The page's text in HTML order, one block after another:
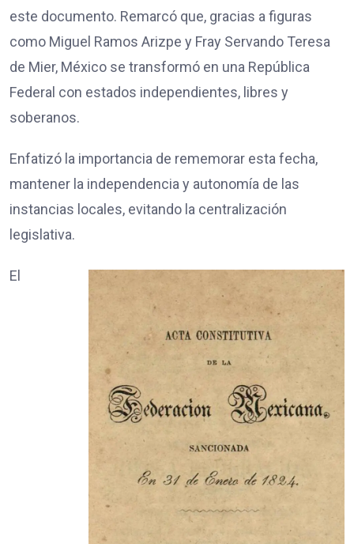
este documento. Remarcó que, gracias a figuras
como Miguel Ramos Arizpe y Fray Servando Teresa
de Mier, México se transformó en una República
Federal con estados independientes, libres y
soberanos.
Enfatizó la importancia de rememorar esta fecha,
mantener la independencia y autonomía de las
instancias locales, evitando la centralización
legislativa.
El